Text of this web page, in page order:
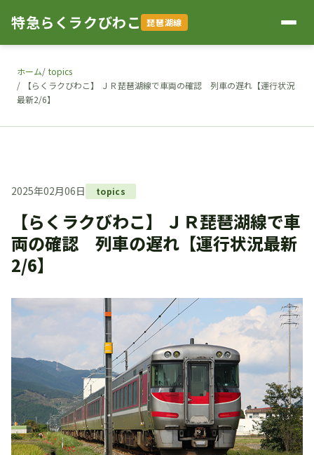
特急らくラクびわこ 琵琶湖線
ホーム topics
【らくラクびわこ】 ＪＲ琵琶湖線で車両の確認 列車の遅れ【運行状況
最新2/6】
2025年02月06日 topics
【らくラクびわこ】 ＪＲ琵琶湖線で車
両の確認 列車の遅れ【運行状況最新
2/6】